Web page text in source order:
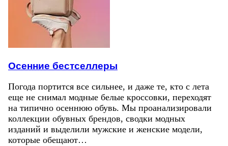
Осенние бестселлеры
Погода портится все сильнее, и даже те, кто с лета
еще не снимал модные белые кроссовки, переходят
на типично осеннюю обувь. Мы проанализировали
коллекции обувных брендов, сводки модных
изданий и выделили мужские и женские модели,
которые обещают…